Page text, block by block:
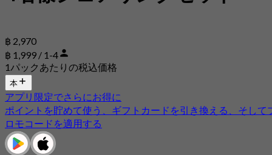
฿ 2,970
฿ 1,999 / 1-4
1パックあたりの税込価格
本
アプリ限定でさらにお得に
ポイントを貯めて使う、ギフトカードを引き換える、そして
ロモコードを適用する